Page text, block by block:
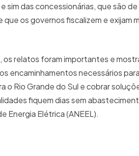
sim das concessionárias, que são
os governos fiscalizem e exijam
relatos foram importantes e
encaminhamentos necessários
Rio Grande do Sul e cobrar
fiquem dias sem
Energia Elétrica (ANEEL).